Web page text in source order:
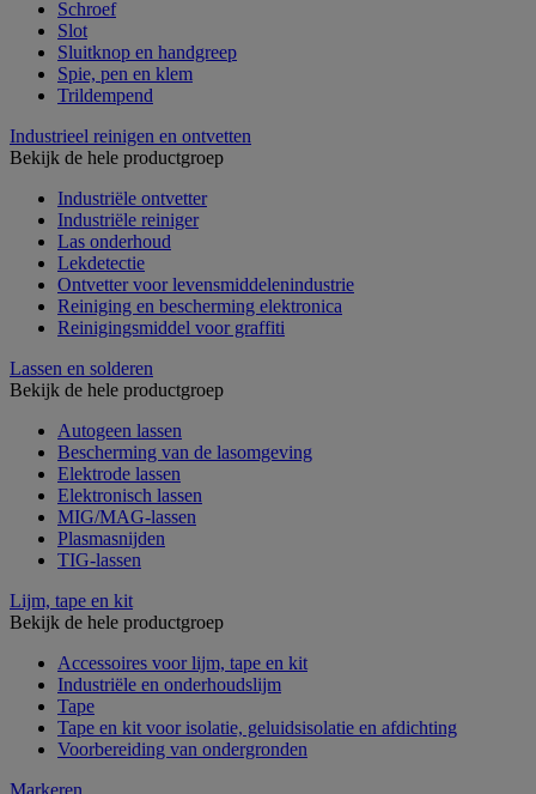
Schroef
Slot
Sluitknop en handgreep
Spie, pen en klem
Trildempend
Industrieel reinigen en ontvetten
Bekijk de hele productgroep
Industriële ontvetter
Industriële reiniger
Las onderhoud
Lekdetectie
Ontvetter voor levensmiddelenindustrie
Reiniging en bescherming elektronica
Reinigingsmiddel voor graffiti
Lassen en solderen
Bekijk de hele productgroep
Autogeen lassen
Bescherming van de lasomgeving
Elektrode lassen
Elektronisch lassen
MIG/MAG-lassen
Plasmasnijden
TIG-lassen
Lijm, tape en kit
Bekijk de hele productgroep
Accessoires voor lijm, tape en kit
Industriële en onderhoudslijm
Tape
Tape en kit voor isolatie, geluidsisolatie en afdichting
Voorbereiding van ondergronden
Markeren